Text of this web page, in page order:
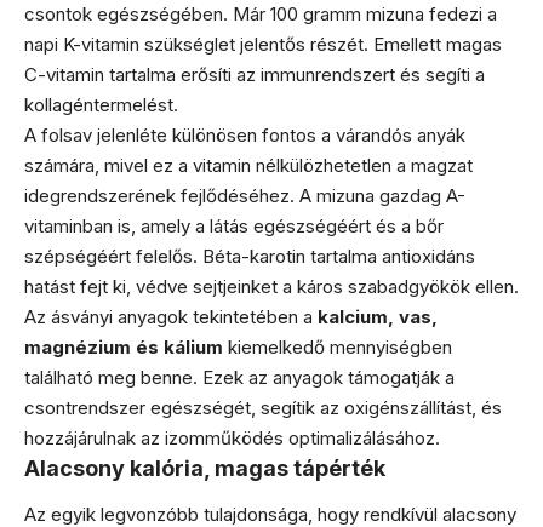
csontok egészségében. Már 100 gramm mizuna fedezi a
napi K-vitamin szükséglet jelentős részét. Emellett magas
C-vitamin tartalma erősíti az immunrendszert és segíti a
kollagéntermelést.
A folsav jelenléte különösen fontos a várandós anyák
számára, mivel ez a vitamin nélkülözhetetlen a magzat
idegrendszerének fejlődéséhez. A mizuna gazdag A-
vitaminban is, amely a látás egészségéért és a bőr
szépségéért felelős. Béta-karotin tartalma antioxidáns
hatást fejt ki, védve sejtjeinket a káros szabadgyökök ellen.
Az ásványi anyagok tekintetében a kalcium, vas,
magnézium és kálium kiemelkedő mennyiségben
található meg benne. Ezek az anyagok támogatják a
csontrendszer egészségét, segítik az oxigénszállítást, és
hozzájárulnak az izomműködés optimalizálásához.
Alacsony kalória, magas tápérték
Az egyik legvonzóbb tulajdonsága, hogy rendkívül alacsony